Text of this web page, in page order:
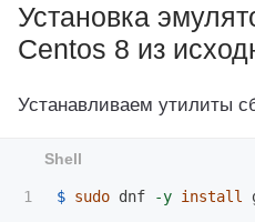
Установка
Centos 8 из
Устанавливаем утилиты
$ sudo dnf -y install